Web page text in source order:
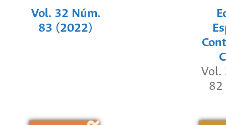
Vol. 32 Núm.
83 (2022)
Vol.
82